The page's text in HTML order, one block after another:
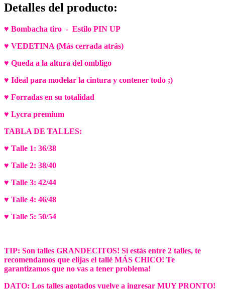
Detalles del producto:
♥ Bombacha tiro - Estilo PIN UP
♥ VEDETINA (Más cerrada atrás)
♥ Queda a la altura del ombligo
♥ Ideal para modelar la cintura y contener todo ;)
♥ Forradas en su totalidad
♥ Lycra premium
TABLA DE TALLES:
♥ Talle 1: 36/38
♥ Talle 2: 38/40
♥ Talle 3: 42/44
♥ Talle 4: 46/48
♥ Talle 5: 50/54
TIP: Son talles GRANDECITOS! Si estás entre 2 talles, te
recomendamos que elijas el tallé MÁS CHICO! Te
garantizamos que no vas a tener problema!
DATO: Los talles agotados vuelve a ingresar MUY PRONTO!